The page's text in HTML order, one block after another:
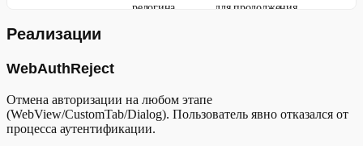
релогина
для продолжения
WebViewError
WebView
отсутствующий URI,
Реализации
WebAuthReject
Отмена авторизации на любом этапе
(WebView/CustomTab/Dialog). Пользователь явно отказался от
процесса аутентификации.